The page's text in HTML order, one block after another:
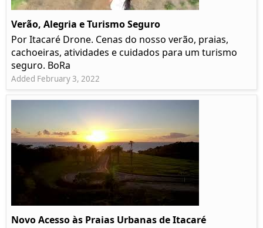
Verão, Alegria e Turismo Seguro
Por Itacaré Drone. Cenas do nosso verão, praias,
cachoeiras, atividades e cuidados para um turismo
seguro. BoRa
Added February 3, 2022
Novo Acesso às Praias Urbanas de Itacaré